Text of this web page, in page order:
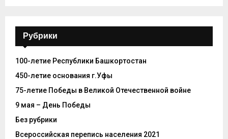
Рубрики
100-летие Республики Башкортостан
450-летие основания г.Уфы
75-летие Победы в Великой Отечественной войне
9 мая – День Победы
Без рубрики
Всероссийская перепись населения 2021